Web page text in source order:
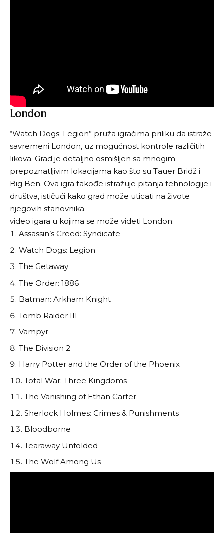
London
“Watch Dogs: Legion” pruža igračima priliku da istraže
savremeni London, uz mogućnost kontrole različitih
likova. Grad je detaljno osmišljen sa mnogim
prepoznatljivim lokacijama kao što su Tauer Bridž i
Big Ben. Ova igra takođe istražuje pitanja tehnologije i
društva, ističući kako grad može uticati na živote
njegovih stanovnika.
video igara u kojima se može videti London:
Assassin’s Creed: Syndicate
Watch Dogs: Legion
The Getaway
The Order: 1886
Batman: Arkham Knight
Tomb Raider III
Vampyr
The Division 2
Harry Potter and the Order of the Phoenix
Total War: Three Kingdoms
The Vanishing of Ethan Carter
Sherlock Holmes: Crimes & Punishments
Bloodborne
Tearaway Unfolded
The Wolf Among Us